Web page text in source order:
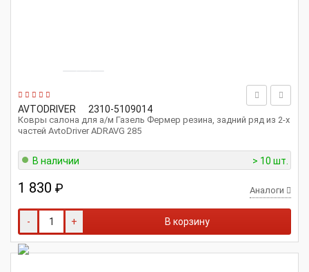
AVTODRIVER 2310-5109014
Ковры салона для а/м Газель Фермер резина, задний ряд из 2-х
частей AvtoDriver ADRAVG 285
В наличии > 10 шт.
1 830 ₽ Аналоги
- + В корзину